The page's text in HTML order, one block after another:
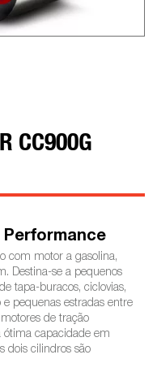
CC900G
Performance
com motor a gasolina,
Destina-se a pequenos
tapa-buracos, ciclovias,
pequenas estradas entre
de tração
ótima capacidade em
dois cilindros são